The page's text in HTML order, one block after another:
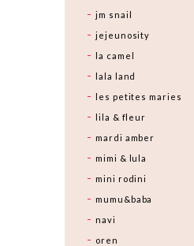
jm snail
jejeunosity
la camel
lala land
les petites maries
lila & fleur
mardi amber
mimi & lula
mini rodini
mumu&baba
navi
oren